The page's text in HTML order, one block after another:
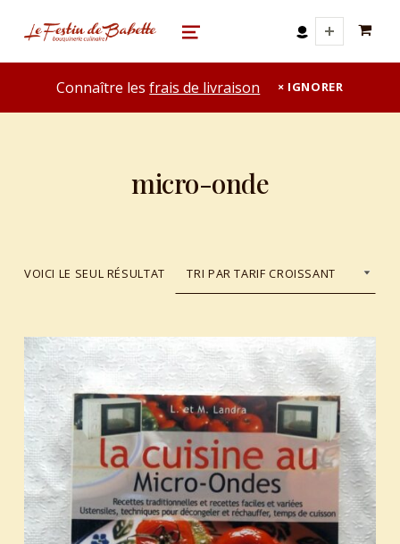
le festin de babette
"LE FESTIN DE BABETTE" – BOUQUINERIE GASTRONOMIQUE MENU
Connaître lesfrais de livraison IGNORER
micro-onde
VOICI LE SEUL RÉSULTAT
List of products